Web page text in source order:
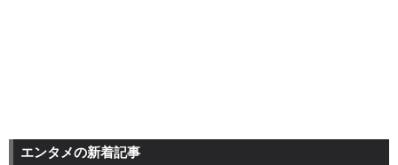
エンタメの新着記事